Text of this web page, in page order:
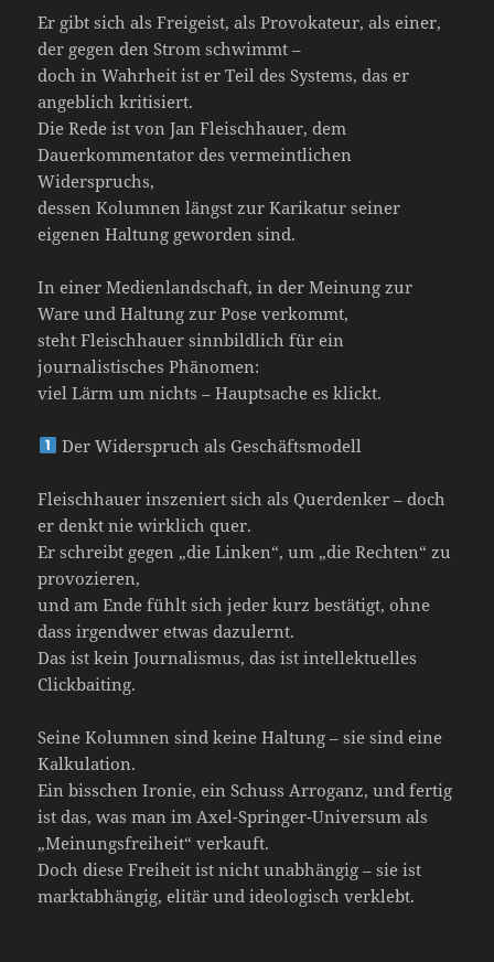
Er gibt sich als Freigeist, als Provokateur, als einer,
der gegen den Strom schwimmt –
doch in Wahrheit ist er Teil des Systems, das er
angeblich kritisiert.
Die Rede ist von Jan Fleischhauer, dem
Dauerkommentator des vermeintlichen
Widerspruchs,
dessen Kolumnen längst zur Karikatur seiner
eigenen Haltung geworden sind.
In einer Medienlandschaft, in der Meinung zur
Ware und Haltung zur Pose verkommt,
steht Fleischhauer sinnbildlich für ein
journalistisches Phänomen:
viel Lärm um nichts – Hauptsache es klickt.
Der Widerspruch als Geschäftsmodell
Fleischhauer inszeniert sich als Querdenker – doch
er denkt nie wirklich quer.
Er schreibt gegen „die Linken“, um „die Rechten“ zu
provozieren,
und am Ende fühlt sich jeder kurz bestätigt, ohne
dass irgendwer etwas dazulernt.
Das ist kein Journalismus, das ist intellektuelles
Clickbaiting.
Seine Kolumnen sind keine Haltung – sie sind eine
Kalkulation.
Ein bisschen Ironie, ein Schuss Arroganz, und fertig
ist das, was man im Axel-Springer-Universum als
„Meinungsfreiheit“ verkauft.
Doch diese Freiheit ist nicht unabhängig – sie ist
marktabhängig, elitär und ideologisch verklebt.